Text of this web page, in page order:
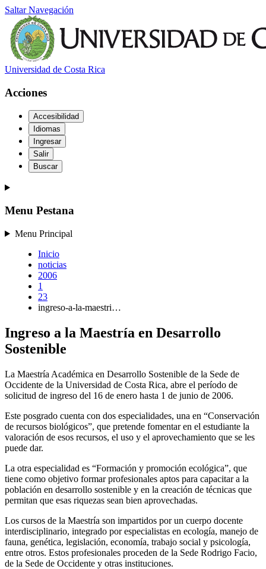
Saltar Navegación
Universidad de Costa Rica
Acciones
Accesibilidad
Idiomas
Ingresar
Salir
Buscar
Menu Pestana
Menu Principal
Inicio
noticias
2006
1
23
ingreso-a-la-maestri…
Ingreso a la Maestría en Desarrollo
Sostenible
La Maestría Académica en Desarrollo Sostenible de la Sede de
Occidente de la Universidad de Costa Rica, abre el período de
solicitud de ingreso del 16 de enero hasta 1 de junio de 2006.
Este posgrado cuenta con dos especialidades, una en “Conservación
de recursos biológicos”, que pretende fomentar en el estudiante la
valoración de esos recursos, el uso y el aprovechamiento que se les
puede dar.
La otra especialidad es “Formación y promoción ecológica”, que
tiene como objetivo formar profesionales aptos para capacitar a la
población en desarrollo sostenible y en la creación de técnicas que
permitan que esas riquezas sean bien aprovechadas.
Los cursos de la Maestría son impartidos por un cuerpo docente
interdisciplinario, integrado por especialistas en ecología, manejo de
fauna, genética, legislación, economía, trabajo social y psicología,
entre otros. Estos profesionales proceden de la Sede Rodrigo Facio,
de la Sede de Occidente y otras instituciones.